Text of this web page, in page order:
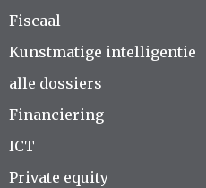
Fiscaal
Kunstmatige intelligentie
alle dossiers
Financiering
ICT
Private equity